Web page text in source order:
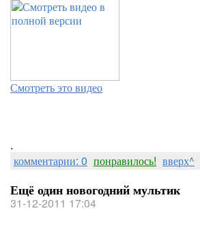
Смотреть это видео
.
комментарии: 0 понравилось! вверх^
Ещё один новогодний мультик
31-12-2011 17:04